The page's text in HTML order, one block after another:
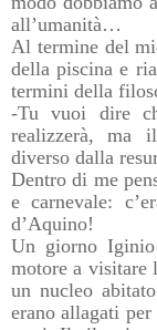
all’umanità…
Al termine del
della piscina e
termini della
-Tu vuoi dire
realizzerà, ma
diverso dalla
Dentro di me
e carnevale:
d’Aquino!
Un giorno
motore a visitare
un nucleo
erano allagati